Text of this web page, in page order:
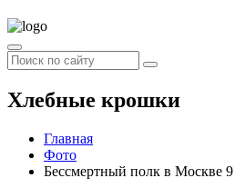
Хлебные крошки
Главная
Фото
Бессмертный полк в Москве 9